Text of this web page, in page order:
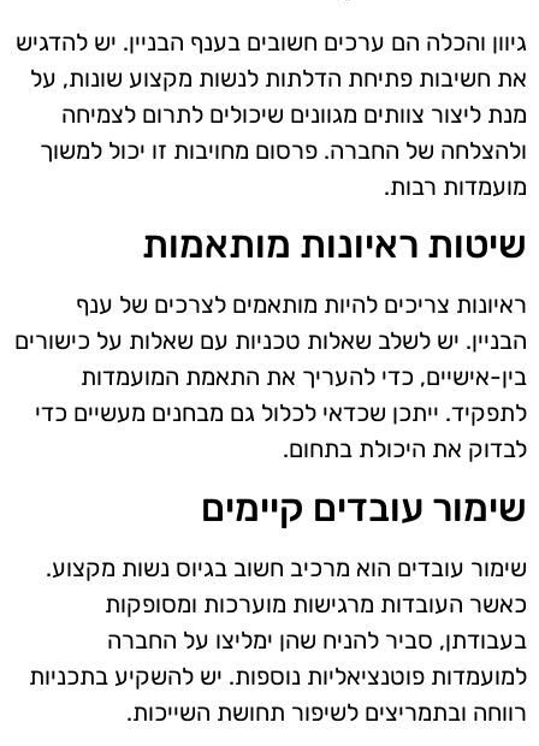
גיוון והכלה הם ערכים חשובים בענף הבניין. יש להדגיש
את חשיבות פתיחת הדלתות לנשות מקצוע שונות, על
מנת ליצור צוותים מגוונים שיכולים לתרום לצמיחה
ולהצלחה של החברה. פרסום מחויבות זו יכול למשוך
מועמדות רבות.
שיטות ראיונות מותאמות
ראיונות צריכים להיות מותאמים לצרכים של ענף
הבניין. יש לשלב שאלות טכניות עם שאלות על כישורים
בין-אישיים, כדי להעריך את התאמת המועמדות
לתפקיד. ייתכן שכדאי לכלול גם מבחנים מעשיים כדי
לבדוק את היכולת בתחום.
שימור עובדים קיימים
שימור עובדים הוא מרכיב חשוב בגיוס נשות מקצוע.
כאשר העובדות מרגישות מוערכות ומסופקות
בעבודתן, סביר להניח שהן ימליצו על החברה
למועמדות פוטנציאליות נוספות. יש להשקיע בתכניות
רווחה ובתמריצים לשיפור תחושת השייכות.